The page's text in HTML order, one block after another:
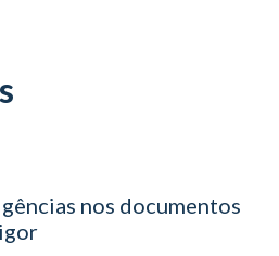
nos documentos